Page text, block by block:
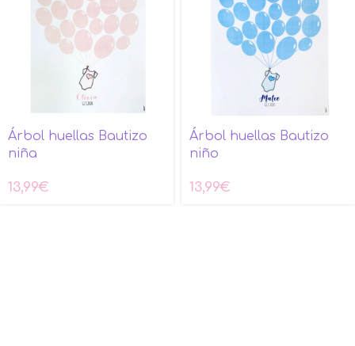
Árbol huellas Bautizo
niña
13,99€
Árbol huellas Bautizo
niño
13,99€